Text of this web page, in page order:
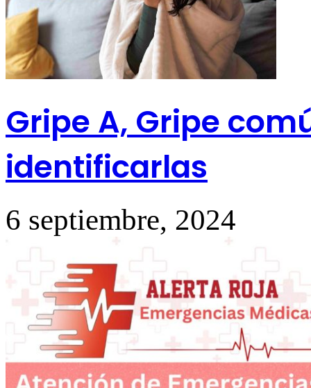
Gripe A, Gripe
identificarlas
6 septiembre, 2024